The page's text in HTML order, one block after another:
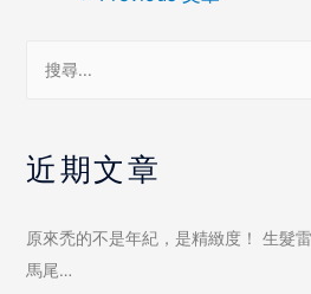
近期文章
原來禿的不是年紀，是精緻度！ 生髮
馬尾…